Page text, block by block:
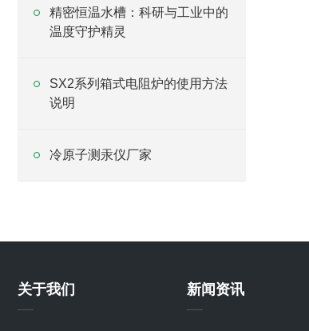
精密恒温水槽：科研与工业中的
温度守护精灵
SX2系列箱式电阻炉的使用方法
说明
冷原子测汞仪厂家
关于我们 新闻资讯